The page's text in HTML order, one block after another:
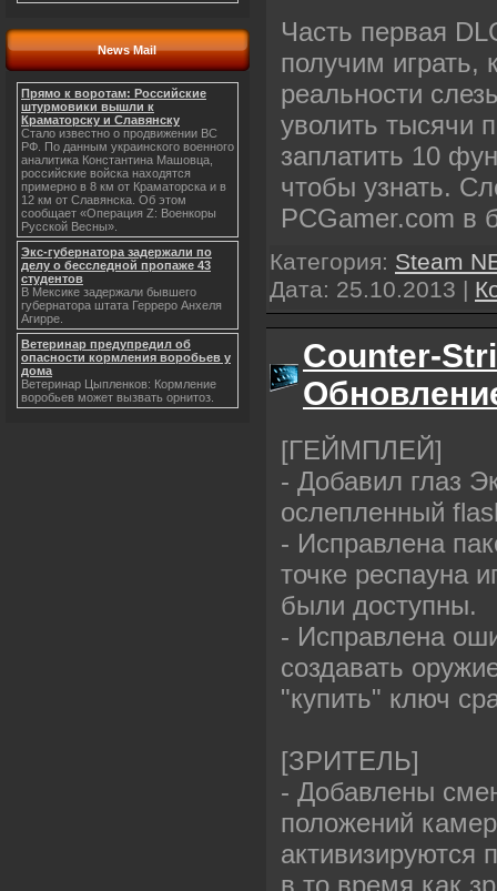
News Mail
Прямо к воротам: Российские
штурмовики вышли к
Краматорску и Славянску
Стало известно о продвижении ВС
РФ. По данным украинского военного
аналитика Константина Машовца,
российские войска находятся
примерно в 8 км от Краматорска и в
12 км от Славянска. Об этом
сообщает «Операция Z: Военкоры
Русской Весны».
Экс-губернатора задержали по
делу о бесследной пропаже 43
студентов
В Мексике задержали бывшего
губернатора штата Герреро Анхеля
Агирре.
Ветеринар предупредил об
опасности кормления воробьев у
дома
Ветеринар Цыпленков: Кормление
воробьев может вызвать орнитоз.
Часть первая
получим играть,
реальности
уволить тысячи
заплатить 10
чтобы узнать.
PCGamer.com в
Категория: Steam
Дата: 25.10.2013 |
Counter-
[ГЕЙМПЛЕЙ]
- Добавил глаз
ослепленный
- Исправлена
точке респауна
были доступны.
- Исправлена
создавать
"купить" ключ
[ЗРИТЕЛЬ]
- Добавлены
положений
в то время как